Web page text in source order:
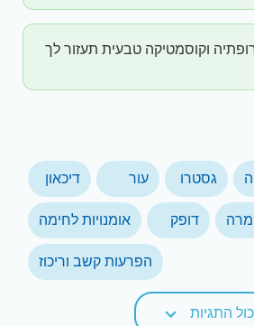
וקוסמטיקה טבעית תעזור לך
גסטרו עור דיכאון
דופק אומנויות לחימה
הפרעות קשב וריכוז
כול התגיות